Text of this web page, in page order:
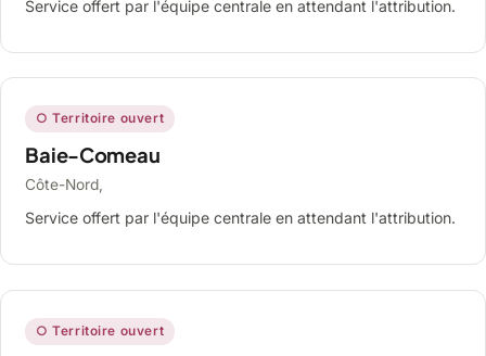
Service offert par l'équipe centrale en attendant l'attribution.
○ Territoire ouvert
Baie-Comeau
Côte-Nord,
Service offert par l'équipe centrale en attendant l'attribution.
○ Territoire ouvert